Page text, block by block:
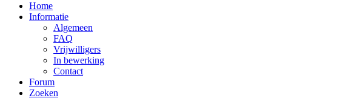
Home
Informatie
Algemeen
FAQ
Vrijwilligers
In bewerking
Contact
Forum
Zoeken